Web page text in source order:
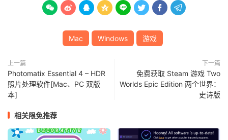
       
Mac Windows 游戏
上一篇
Photomatix Essential 4 – HDR
照片处理软件[Mac、PC 双版
本]
下一篇
免费获取 Steam 游戏 Two
Worlds Epic Edition 两个世界：
史诗版
相关限免推荐